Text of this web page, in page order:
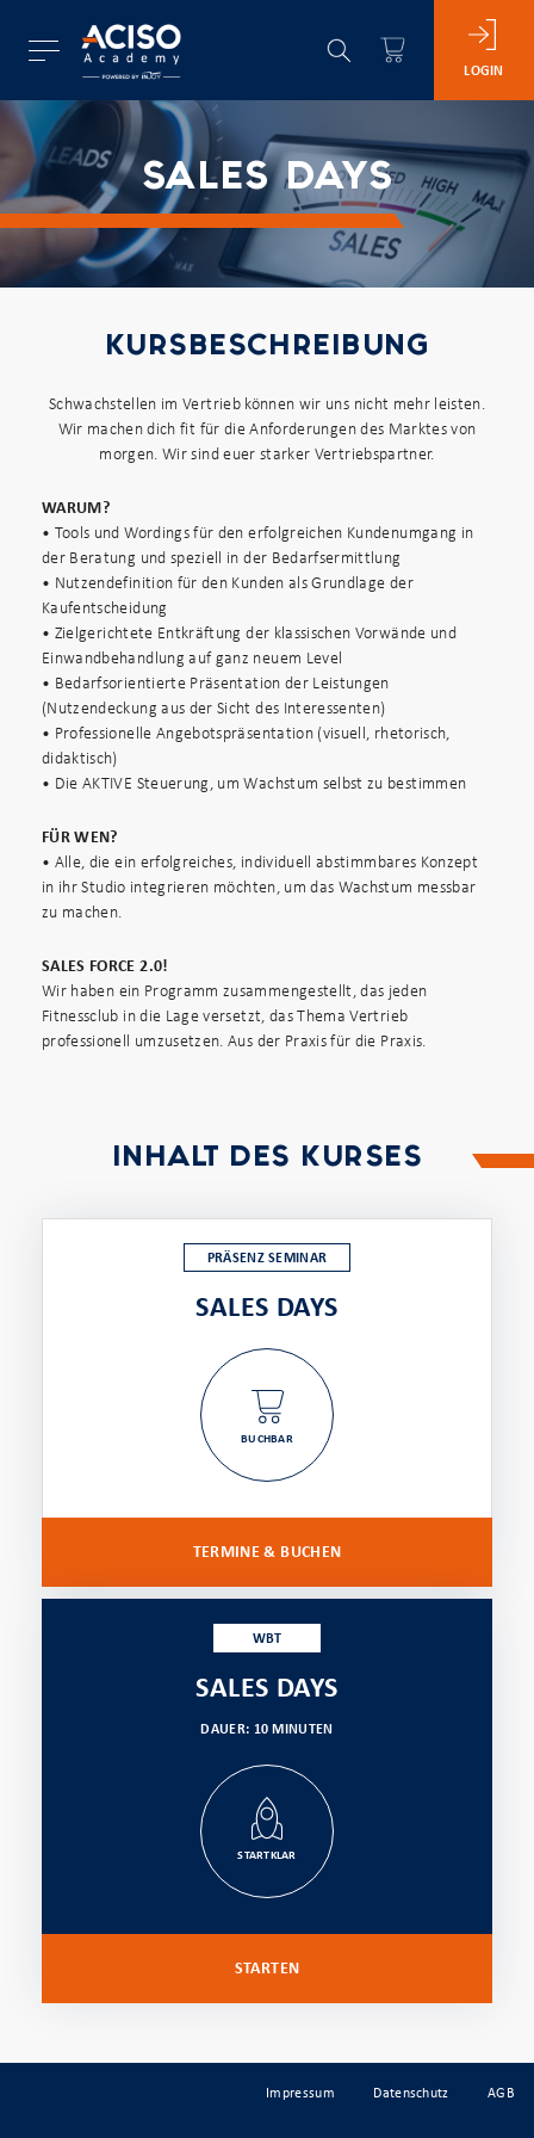
LOGIN
SALES DAYS
KURSBESCHREIBUNG
Schwachstellen im Vertrieb können wir uns nicht mehr leisten.
Wir machen dich fit für die Anforderungen des Marktes von
morgen. Wir sind euer starker Vertriebspartner.
WARUM?
• Tools und Wordings für den erfolgreichen Kundenumgang in
der Beratung und speziell in der Bedarfsermittlung
• Nutzendefinition für den Kunden als Grundlage der
Kaufentscheidung
• Zielgerichtete Entkräftung der klassischen Vorwände und
Einwandbehandlung auf ganz neuem Level
• Bedarfsorientierte Präsentation der Leistungen
(Nutzendeckung aus der Sicht des Interessenten)
• Professionelle Angebotspräsentation (visuell, rhetorisch,
didaktisch)
• Die AKTIVE Steuerung, um Wachstum selbst zu bestimmen
FÜR WEN?
• Alle, die ein erfolgreiches, individuell abstimmbares Konzept
in ihr Studio integrieren möchten, um das Wachstum messbar
zu machen.
SALES FORCE 2.0!
Wir haben ein Programm zusammengestellt, das jeden
Fitnessclub in die Lage versetzt, das Thema Vertrieb
professionell umzusetzen. Aus der Praxis für die Praxis.
INHALT DES KURSES
PRÄSENZ SEMINAR
SALES DAYS
BUCHBAR
TERMINE & BUCHEN
WBT
SALES DAYS
DAUER: 10 MINUTEN
STARTKLAR
STARTEN
Impressum Datenschutz AGB